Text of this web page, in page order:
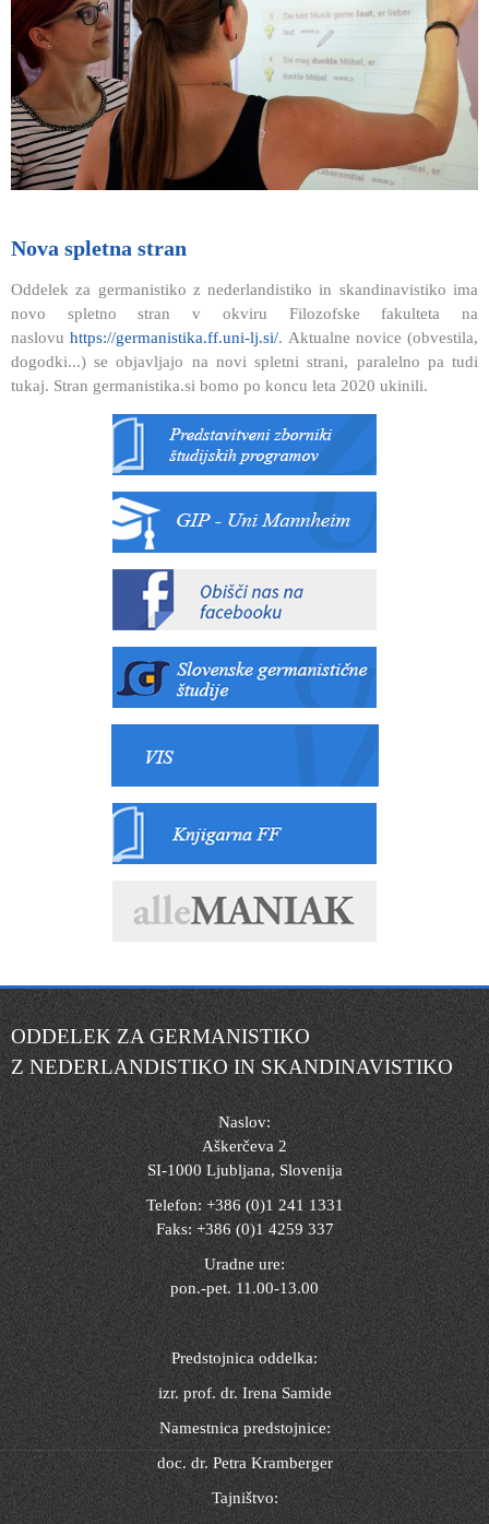
Nova spletna stran
Oddelek za germanistiko z nederlandistiko in skandinavistiko ima
novo spletno stran v okviru Filozofske fakulteta na
naslovuhttps://germanistika.ff.uni-lj.si/. Aktualne novice (obvestila,
dogodki...) se objavljajo na novi spletni strani, paralelno pa tudi
tukaj. Stran germanistika.si bomo po koncu leta 2020 ukinili.
ODDELEK ZA GERMANISTIKO
Z NEDERLANDISTIKO IN SKANDINAVISTIKO
Naslov:
Aškerčeva 2
SI-1000 Ljubljana, Slovenija
Telefon: +386 (0)1 241 1331
Faks: +386 (0)1 4259 337
Uradne ure:
pon.-pet. 11.00-13.00
Predstojnica oddelka:
izr. prof. dr. Irena Samide
Namestnica predstojnice:
doc. dr. Petra Kramberger
Tajništvo: